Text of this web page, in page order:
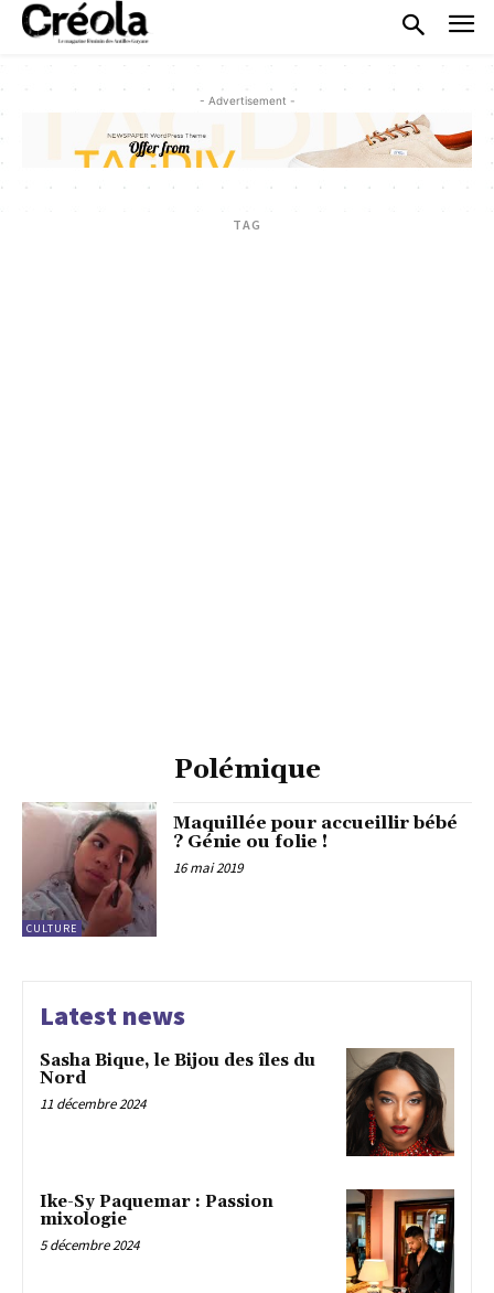
- Advertisement -
TAG
Polémique
CULTURE
Maquillée pour accueillir bébé
? Génie ou folie !
16 mai 2019
Latest news
Sasha Bique, le Bijou des îles du
Nord
11 décembre 2024
Ike-Sy Paquemar : Passion
mixologie
5 décembre 2024